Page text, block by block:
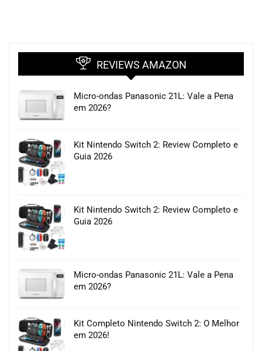
REVIEWS AMAZON
Micro-ondas Panasonic 21L: Vale a Pena
em 2026?
Kit Nintendo Switch 2: Review Completo e
Guia 2026
Kit Nintendo Switch 2: Review Completo e
Guia 2026
Micro-ondas Panasonic 21L: Vale a Pena
em 2026?
Kit Completo Nintendo Switch 2: O Melhor
em 2026!